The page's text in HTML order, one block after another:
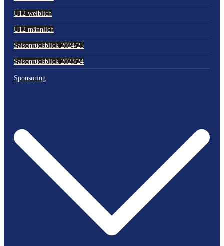
U12 weiblich
U12 männlich
Saisonrückblick 2024/25
Saisonrückblick 2023/24
Sponsoring